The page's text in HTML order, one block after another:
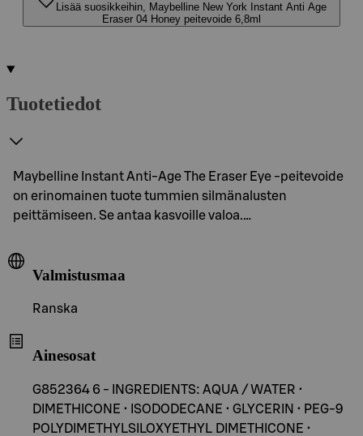
Lisää suosikkeihin, Maybelline New York Instant Anti Age
Eraser 04 Honey peitevoide 6,8ml
Tuotetiedot
Maybelline Instant Anti-Age The Eraser Eye -peitevoide
on erinomainen tuote tummien silmänalusten
peittämiseen. Se antaa kasvoille valoa.…
Valmistusmaa
Ranska
Ainesosat
G852364 6 - INGREDIENTS: AQUA / WATER •
DIMETHICONE • ISODODECANE • GLYCERIN • PEG-9
POLYDIMETHYLSILOXYETHYL DIMETHICONE •